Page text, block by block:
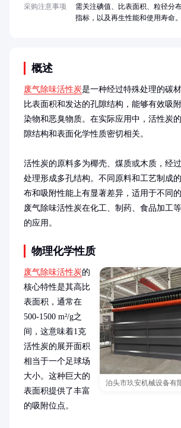
概述
废气除味活性炭是一种经过特殊处理的碳
比表面积和发达的孔隙结构，能够有效吸
染物和恶臭物质。在实际应用中，活性炭
隙结构和表面化学性质密切相关。
活性炭的原料多为椰壳、煤质或木质，经
处理形成多孔结构。不同原料和工艺制成
布和吸附性能上有显著差异，适用于不同的
废气除味活性炭在化工、制药、食品加工
的应用。
物理化学性质
泊头市玖安机械设备有
废气除味活性炭的
核心特性是其高比
表面积，通常在
500-1500 m²/g之
间，这意味着1克
活性炭的展开面积
相当于一个足球场
大小。这种巨大的
表面积提供了丰富
的吸附位点。
采购注意事项
需关注碘值、比表面积、粒径分
指标，以及再生性能和使用寿命。